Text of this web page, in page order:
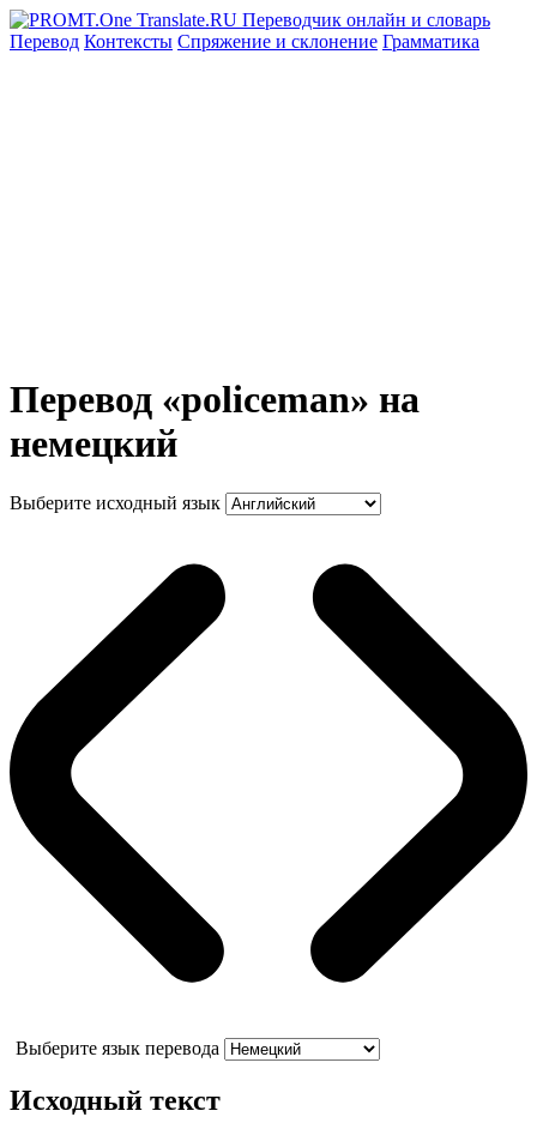
Перевод Контексты Спряжение и склонение Грамматика
Перевод «policeman» на
немецкий
Выберите исходный язык
Выберите язык перевода
Исходный текст